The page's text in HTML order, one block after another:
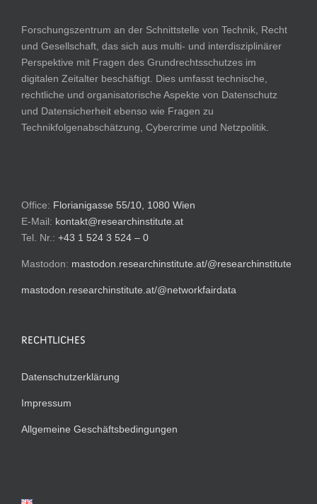
Forschungszentrum an der Schnittstelle von Technik, Recht
und Gesellschaft, das sich aus multi- und interdisziplinärer
Perspektive mit Fragen des Grundrechtsschutzes im
digitalen Zeitalter beschäftigt. Dies umfasst technische,
rechtliche und organisatorische Aspekte von Datenschutz
und Datensicherheit ebenso wie Fragen zu
Technikfolgenabschätzung, Cybercrime und Netzpolitik.
Office: Florianigasse 55/10, 1080 Wien
E-Mail: kontakt@researchinstitute.at
Tel. Nr.: +43 1 524 3 524 – 0
Mastodon: mastodon.researchinstitute.at/@researchinstitute
mastodon.researchinstitute.at/@networkfairdata
RECHTLICHES
Datenschutzerklärung
Impressum
Allgemeine Geschäftsbedingungen